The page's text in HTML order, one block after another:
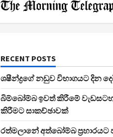
RECENT POSTS
ශෂීන්ද්‍රගේ නඩුව විභාගයට දින
බිම්බෝම්බ ඉවත් කිරීමේ
කිරීමට සාකච්ඡාවක්
රත්මලානේ අත්බෝම්බ ප්‍රහාරයට